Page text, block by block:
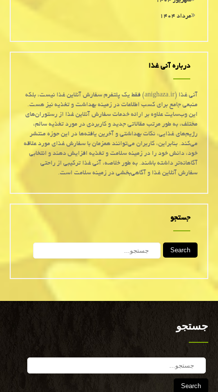
مرداد ۱۴۰۴
درباره آنی غذا
آنی غذا (anighaza.ir) فقط یک پلتفرم سفارش آنلاین غذا نیست، بلکه
منبعی جامع برای کسب اطلاعات در زمینه بهداشت و تغذیه نیز هست.
این وب‌سایت علاوه بر ارائه خدمات سفارش آنلاین غذا از رستوران‌های
مختلف، به طور مرتب مقالاتی جدید و کاربردی در مورد تغذیه سالم،
رژیم‌های غذایی، نکات بهداشتی و آخرین یافته‌ها در این حوزه منتشر
می‌کند. بنابراین، کاربران می‌توانند همزمان با سفارش غذای مورد علاقه
خود، دانش خود را در زمینه سلامت و تغذیه افزایش دهند و انتخابی
آگاهانه‌تر داشته باشند. به طور خلاصه، آنی غذا ترکیبی از راحتی
سفارش آنلاین غذا و آگاهی‌بخشی در زمینه سلامت است.
جستجو
Search
جستجو